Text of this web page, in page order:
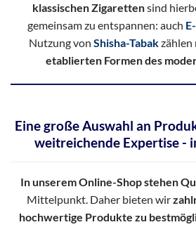
klassischen Zigarettensind
gemeinsam zu entspannen: auch
Nutzung von Shisha-Tabakzählen
etablierten Formen des
Eine große Auswahl an
weitreichende Expertise -
In unserem Online-Shop stehen
Mittelpunkt. Daher bieten wir
hochwertige Produkte zu